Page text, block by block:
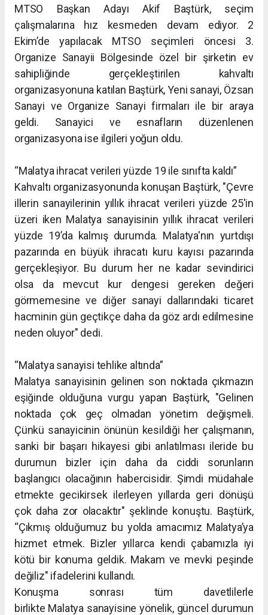
MTSO Başkan Adayı Akif Baştürk, seçim
çalışmalarına hız kesmeden devam ediyor. 2
Ekim’de yapılacak MTSO seçimleri öncesi 3.
Organize Sanayii Bölgesinde özel bir şirketin ev
sahipliğinde gerçekleştirilen kahvaltı
organizasyonuna katılan Baştürk, Yeni sanayi, Özsan
Sanayi ve Organize Sanayi firmaları ile bir araya
geldi. Sanayici ve esnafların düzenlenen
organizasyona ise ilgileri yoğun oldu.
“Malatya ihracat verileri yüzde 19 ile sınıfta kaldı”
Kahvaltı organizasyonunda konuşan Baştürk, "Çevre
illerin sanayilerinin yıllık ihracat verileri yüzde 25'in
üzeri iken Malatya sanayisinin yıllık ihracat verileri
yüzde 19’da kalmış durumda. Malatya'nın yurtdışı
pazarında en büyük ihracatı kuru kayısı pazarında
gerçekleşiyor. Bu durum her ne kadar sevindirici
olsa da mevcut kur dengesi gereken değeri
görmemesine ve diğer sanayi dallarındaki ticaret
hacminin gün geçtikçe daha da göz ardı edilmesine
neden oluyor" dedi.
“Malatya sanayisi tehlike altında”
Malatya sanayisinin gelinen son noktada çıkmazın
eşiğinde olduğuna vurgu yapan Baştürk, "Gelinen
noktada çok geç olmadan yönetim değişmeli.
Çünkü sanayicinin önünün kesildiği her çalışmanın,
sanki bir başarı hikayesi gibi anlatılması ileride bu
durumun bizler için daha da ciddi sorunların
başlangıcı olacağının habercisidir. Şimdi müdahale
etmekte gecikirsek ilerleyen yıllarda geri dönüşü
çok daha zor olacaktır" şeklinde konuştu. Baştürk,
“Çıkmış olduğumuz bu yolda amacımız Malatya’ya
hizmet etmek. Bizler yıllarca kendi çabamızla iyi
kötü bir konuma geldik. Makam ve mevki peşinde
değiliz" ifadelerini kullandı.
Konuşma sonrası tüm davetlilerle
birlikte Malatya sanayisine yönelik, güncel durumun